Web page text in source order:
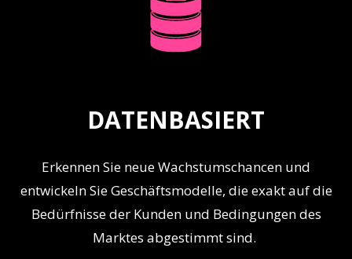
DATENBASIERT
Erkennen Sie neue Wachstumschancen und
entwickeln Sie Geschäftsmodelle, die exakt auf die
Bedürfnisse der Kunden und Bedingungen des
Marktes abgestimmt sind.